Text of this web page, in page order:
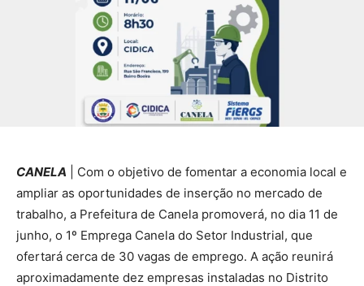
CANELA | Com o objetivo de fomentar a economia local e
ampliar as oportunidades de inserção no mercado de
trabalho, a Prefeitura de Canela promoverá, no dia 11 de
junho, o 1º Emprega Canela do Setor Industrial, que
ofertará cerca de 30 vagas de emprego. A ação reunirá
aproximadamente dez empresas instaladas no Distrito